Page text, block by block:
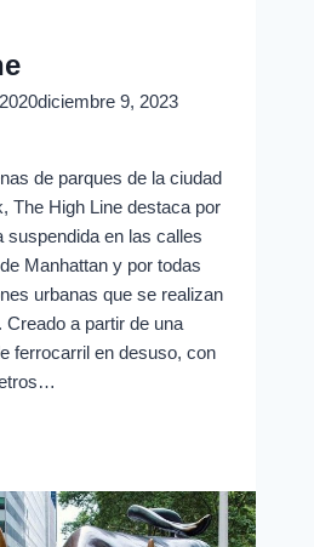
diciembre 9, 2023
de parques de la ciudad
The High Line destaca por
suspendida en las calles
Manhattan y por todas
urbanas que se realizan
Creado a partir de una
ferrocarril en desuso, con